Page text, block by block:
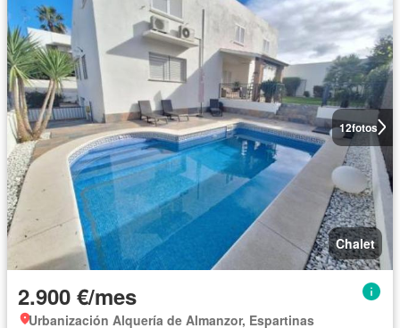
12fotos
Chalet
2.900 €/mes
Urbanización Alquería de Almanzor, Espartinas